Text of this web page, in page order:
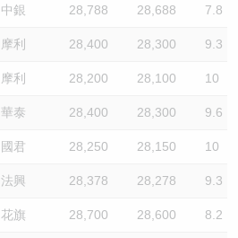
中銀 28,788 28,688 7.8
摩利 28,400 28,300 9.3
摩利 28,200 28,100 10
華泰 28,400 28,300 9.6
國君 28,250 28,150 10
法興 28,378 28,278 9.3
花旗 28,700 28,600 8.2